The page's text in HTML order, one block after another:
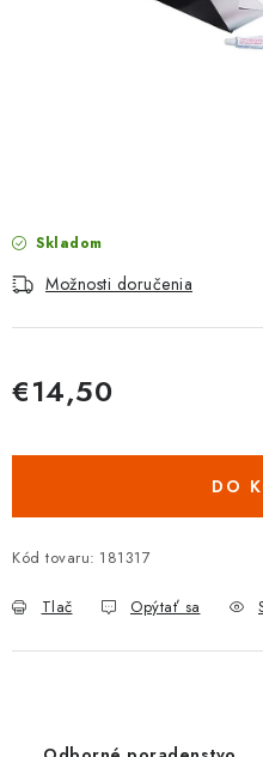
Obchodné podmienky
Reklamačný poriadok
Spôsob dopravy a platby
Skladom
Možnosti doručenia
€14,50
DO
Kód tovaru: 181317
Tlač Opýtať sa